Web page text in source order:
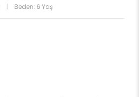
| Beden: 6 Yaş